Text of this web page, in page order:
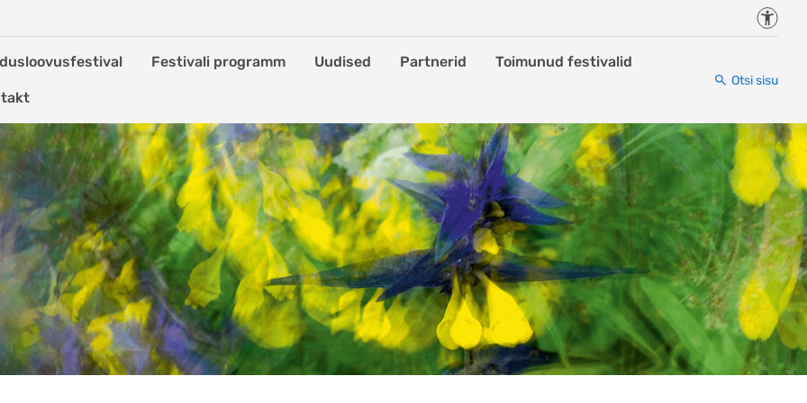
Festivali programm Uudised Partnerid Toimunud festivalid
Otsi sisu